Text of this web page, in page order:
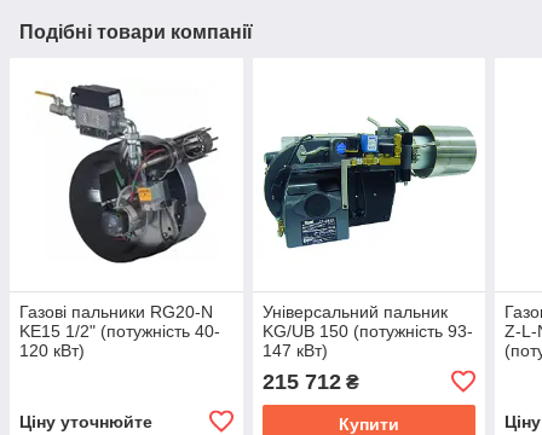
Подібні товари компанії
Газові пальники RG20-N
KE15 1/2" (потужність 40-
120 кВт)
Ціну уточнюйте
Універсальний пальник
KG/UB 150 (потужність 93-
147 кВт)
215 712₴
Купити
Z-L-